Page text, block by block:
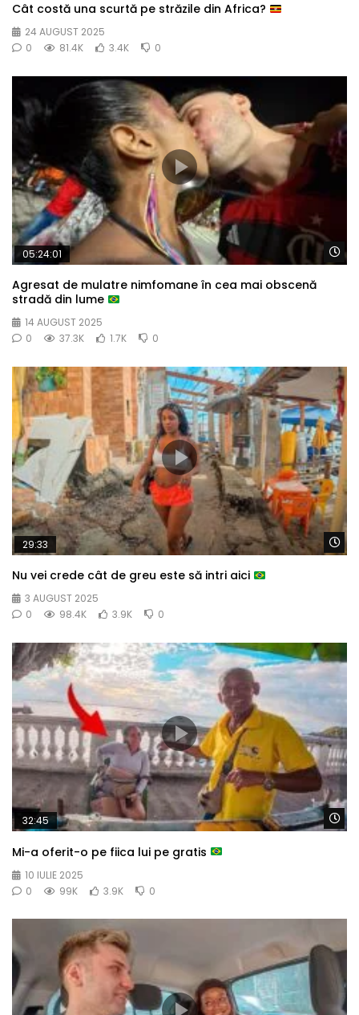
Cât costă una scurtă pe străzile din Africa?
24 AUGUST 2025
0
81.4K 3.4K 0
05:24:01
Agresat de mulatre nimfomane în cea mai obscenă
stradă din lume
14 AUGUST 2025
0
37.3K 1.7K 0
29:33
Nu vei crede cât de greu este să intri aici
3 AUGUST 2025
0
98.4K 3.9K 0
32:45
Mi-a oferit-o pe fiica lui pe gratis
10 IULIE 2025
0
99K 3.9K 0